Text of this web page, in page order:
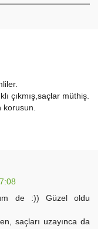
çıkmış,saçlar müthiş.
de :)) Güzel oldu
saçları uzayınca da